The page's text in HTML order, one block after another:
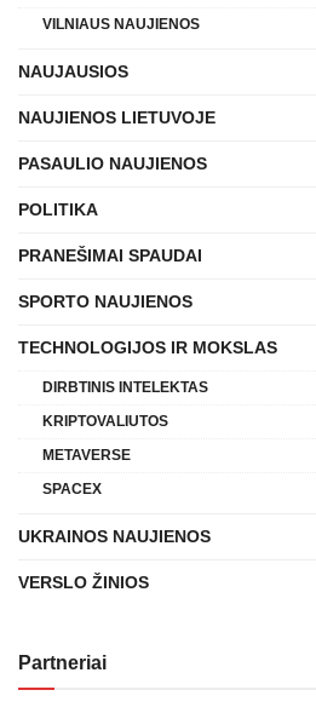
VILNIAUS NAUJIENOS
NAUJAUSIOS
NAUJIENOS LIETUVOJE
PASAULIO NAUJIENOS
POLITIKA
PRANEŠIMAI SPAUDAI
SPORTO NAUJIENOS
TECHNOLOGIJOS IR MOKSLAS
DIRBTINIS INTELEKTAS
KRIPTOVALIUTOS
METAVERSE
SPACEX
UKRAINOS NAUJIENOS
VERSLO ŽINIOS
Partneriai